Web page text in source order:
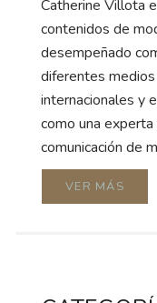
Catherine Villota
contenidos de
desempeñado
diferentes medios
internacionales y
como una
comunicación de
VER MÁS